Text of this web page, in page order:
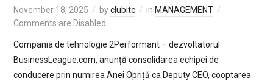
November 18, 2025 byclubitc in MANAGEMENT
Comments are Disabled
Compania de tehnologie 2Performant – dezvoltatorul
BusinessLeague.com, anunță consolidarea echipei de
conducere prin numirea Anei Opriță ca Deputy CEO, cooptarea